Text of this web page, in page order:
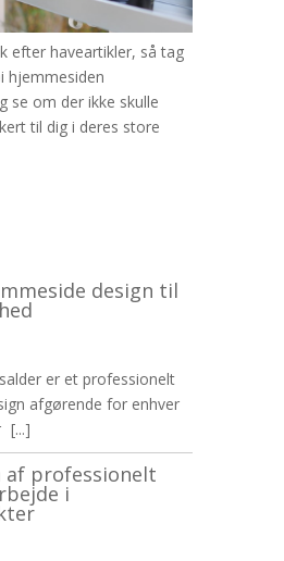
efter haveartikler, så tag
hjemmesiden
se om der ikke skulle
til dig i deres store
design til
er et professionelt
afgørende for enhver
[...]
af professionelt
i